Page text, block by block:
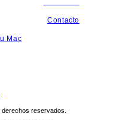
Contacto
Mac
reservados.